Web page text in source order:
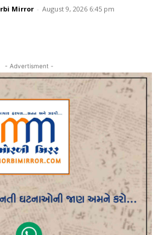
Mirror - August 9, 2026 6:45 pm
- Advertisment -